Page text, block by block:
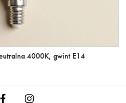
4000K, gwint E14